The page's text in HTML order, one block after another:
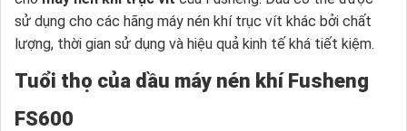
sử dụng cho các hãng máy nén khí trục vít khác bởi chất
lượng, thời gian sử dụng và hiệu quả kinh tế khá tiết kiệm.
Tuổi thọ của dầu máy nén khí Fusheng
FS600